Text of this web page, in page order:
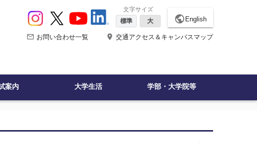
文字サイズ
標準
大 public English
mail_outline お問い合わせ一覧 place 交通アクセス＆キャンパスマップ
案内 大学生活 学部・大学院等